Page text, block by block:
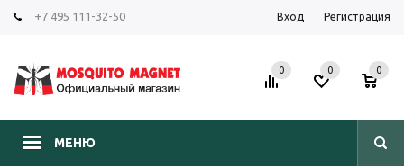
+7 495 111-32-50 Вход Регистрация
МЕНЮ
0 0
0